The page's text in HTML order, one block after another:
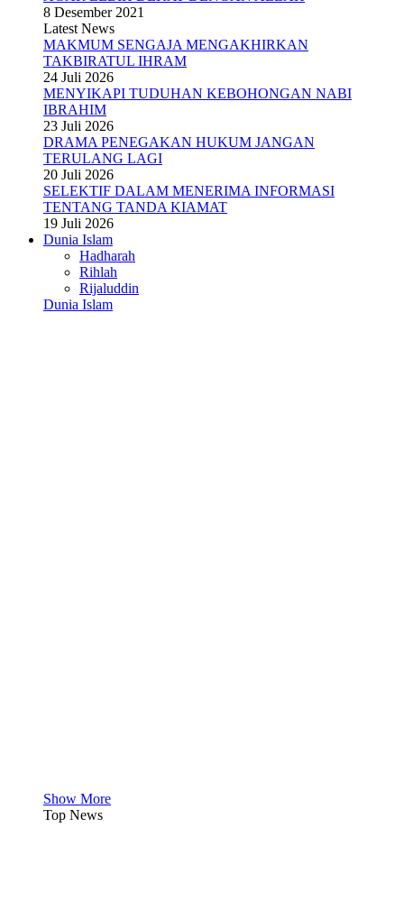
8 Desember 2021
Latest News
MAKMUM SENGAJA MENGAKHIRKAN
TAKBIRATUL IHRAM
24 Juli 2026
MENYIKAPI TUDUHAN KEBOHONGAN NABI
IBRAHIM
23 Juli 2026
DRAMA PENEGAKAN HUKUM JANGAN
TERULANG LAGI
20 Juli 2026
SELEKTIF DALAM MENERIMA INFORMASI
TENTANG TANDA KIAMAT
19 Juli 2026
Dunia Islam
Hadharah
Rihlah
Rijaluddin
Dunia Islam
Show More
Top News